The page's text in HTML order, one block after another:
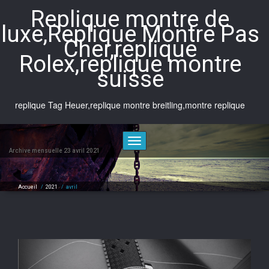
content Replique montre de
luxe,Replique Montre Pas
Cher,replique
Rolex,replique montre
suisse
replique Tag Heuer,replique montre breitling,montre replique
Toggle
navigation
Archive mensuelle 23 avril 2021
Accueil / 2021 / avril